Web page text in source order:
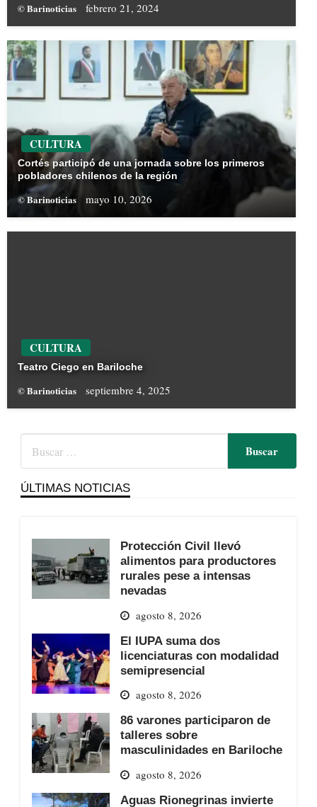
© Barinoticias febrero 21, 2024
CULTURA
Cortés participó de una jornada sobre los primeros
pobladores chilenos de la región
© Barinoticias mayo 10, 2026
CULTURA
Teatro Ciego en Bariloche
© Barinoticias septiembre 4, 2025
ÚLTIMAS NOTICIAS
Protección Civil llevó
alimentos para productores
rurales pese a intensas
nevadas
agosto 8, 2026
El IUPA suma dos
licenciaturas con modalidad
semipresencial
agosto 8, 2026
86 varones participaron de
talleres sobre
masculinidades en Bariloche
agosto 8, 2026
Aguas Rionegrinas invierte